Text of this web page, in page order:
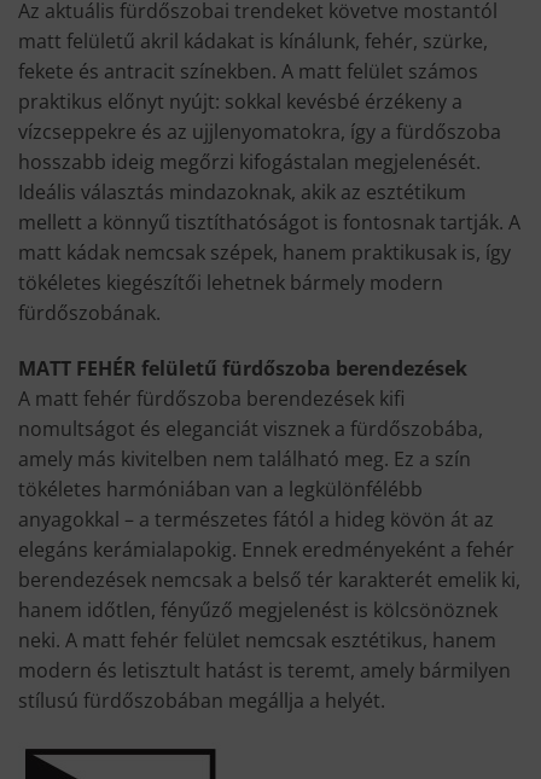
Az aktuális fürdőszobai trendeket követve mostantól
matt felületű akril kádakat is kínálunk, fehér, szürke,
fekete és antracit színekben. A matt felület számos
praktikus előnyt nyújt: sokkal kevésbé érzékeny a
vízcseppekre és az ujjlenyomatokra, így a fürdőszoba
hosszabb ideig megőrzi kifogástalan megjelenését.
Ideális választás mindazoknak, akik az esztétikum
mellett a könnyű tisztíthatóságot is fontosnak tartják. A
matt kádak nemcsak szépek, hanem praktikusak is, így
tökéletes kiegészítői lehetnek bármely modern
fürdőszobának.
MATT FEHÉR felületű fürdőszoba berendezések
A matt fehér fürdőszoba berendezések kifi
nomultságot és eleganciát visznek a fürdőszobába,
amely más kivitelben nem található meg. Ez a szín
tökéletes harmóniában van a legkülönfélébb
anyagokkal – a természetes fától a hideg kövön át az
elegáns kerámialapokig. Ennek eredményeként a fehér
berendezések nemcsak a belső tér karakterét emelik ki,
hanem időtlen, fényűző megjelenést is kölcsönöznek
neki. A matt fehér felület nemcsak esztétikus, hanem
modern és letisztult hatást is teremt, amely bármilyen
stílusú fürdőszobában megállja a helyét.